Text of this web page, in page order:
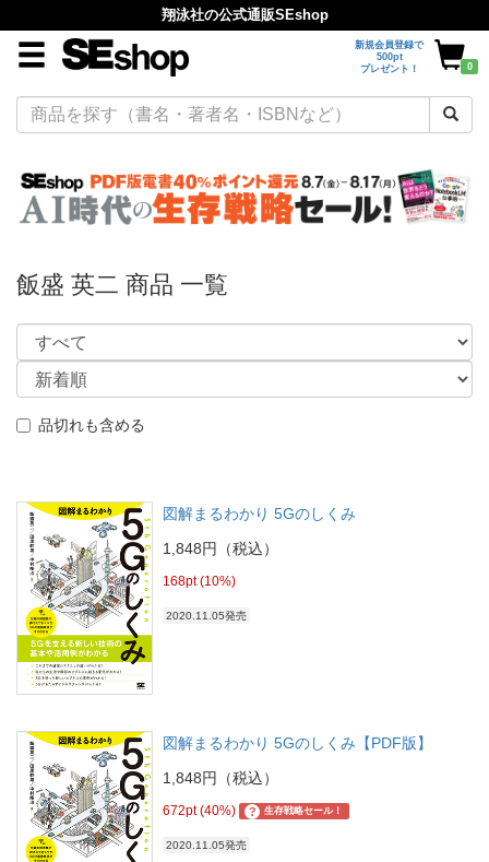
翔泳社の公式通販SEshop
新規会員登録で
500pt
プレゼント！
0
飯盛 英二 商品 一覧
品切れも含める
図解まるわかり 5Gのしくみ
1,848円（税込）
168pt (10%)
2020.11.05発売
図解まるわかり 5Gのしくみ【PDF版】
1,848円（税込）
672pt (40%) ? 生存戦略セール！
2020.11.05発売